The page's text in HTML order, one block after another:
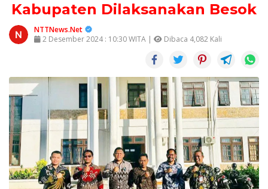
Kabupaten Dilaksanakan Besok
NTTNews.Net
2 Desember 2024 : 10:30 WITA |
Dibaca 4,082 Kali